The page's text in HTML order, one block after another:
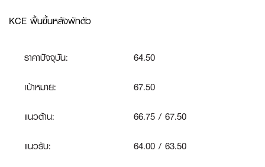
KCE ฟื้นขึ้นหลังพักตัว
ราคาปัจจุบัน:
64.50
เป้าหมาย:
67.50
แนวต้าน:
66.75 / 67.50
แนวรับ:
64.00 / 63.50